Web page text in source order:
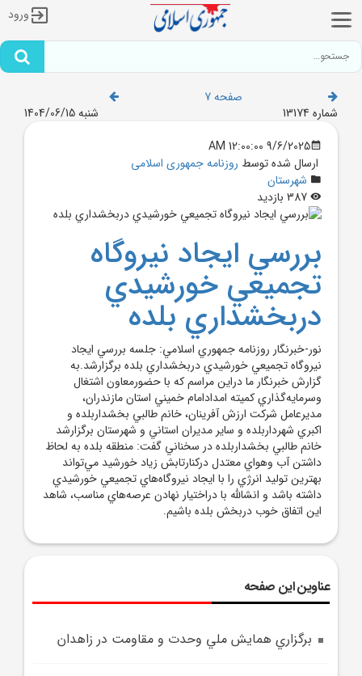
ورود
صفحه 7
شماره 13174
شنبه 1404/06/15
9/6/2025 12:00:00 AM
ارسال شده توسط روزنامه جمهوری اسلامی
شهرستان
بررسي ايجاد نيروگاه
تجميعي خورشيدي
دربخشداري بلده
نور-خبرنگار روزنامه جمهوري اسلامي: جلسه بررسي ايجاد
نيروگاه تجميعي خورشيدي دربخشداري بلده برگزارشد.به
گزارش خبرنگار ما دراين مراسم که با حضورمعاون اشتغال
وسرمايه‌گذاري کميته امدادامام خميني استان مازندران،
مديرعامل شرکت ارزش آفرينان، خانم طالبي بخشداربلده و
اکبري شهرداربلده و ساير مديران استاني و شهرستان برگزارشد
خانم طالبي بخشداربلده در سخناني گفت: منطقه بلده به لحاظ
داشتن آب وهواي معتدل درکنارتابش زياد خورشيد مي‌تواند
بهترين توليد انرژي را با ايجاد نيروگاه‌هاي تجميعي خورشيدي
داشته باشد و انشالله با دراختيار نهادن عرصه‌هاي مناسب، شاهد
اين اتفاق خوب دربخش بلده باشيم.
عناوین این صفحه
برگزاري همايش ملي وحدت و مقاومت در زاهدان